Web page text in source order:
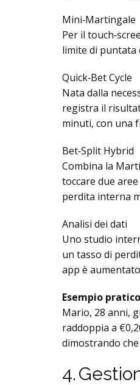
Mini‑Martingale
Per il
limite di puntata
Quick‑Bet Cycle
Nata dalla
registra il
minuti, con una
Bet‑Split Hybrid
Combina la
toccare due
perdita interna
Analisi dei dati
Uno studio
un tasso di
app è
Esempio pratico
Mario, 28 anni,
raddoppia a
dimostrando
4.